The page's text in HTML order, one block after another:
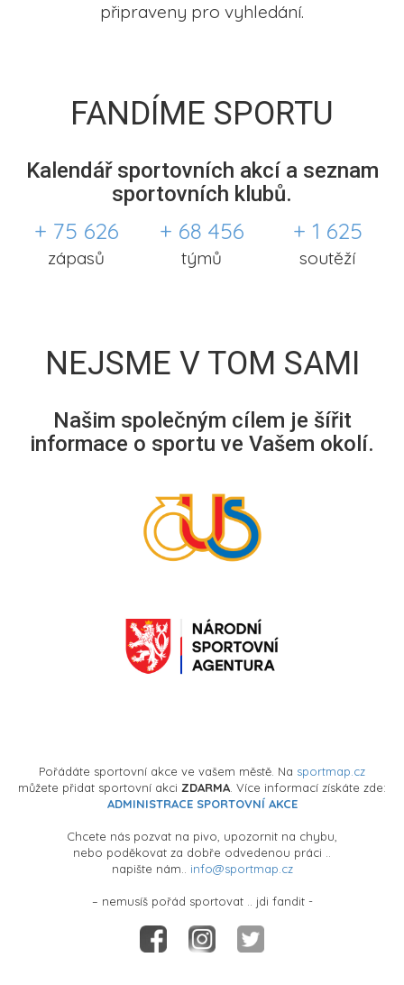
připraveny pro vyhledání.
FANDÍME SPORTU
Kalendář sportovních akcí a seznam
sportovních klubů.
+ 75 626
zápasů
+ 68 456
týmů
+ 1 625
soutěží
NEJSME V TOM SAMI
Našim společným cílem je šířit
informace o sportu ve Vašem okolí.
Pořádáte sportovní akce ve vašem městě. Na sportmap.cz
můžete přidat sportovní akci ZDARMA . Více informací získáte zde:
ADMINISTRACE SPORTOVNÍ AKCE
Chcete nás pozvat na pivo, upozornit na chybu,
nebo poděkovat za dobře odvedenou práci ..
napište nám.. info@sportmap.cz
– nemusíš pořád sportovat .. jdi fandit -